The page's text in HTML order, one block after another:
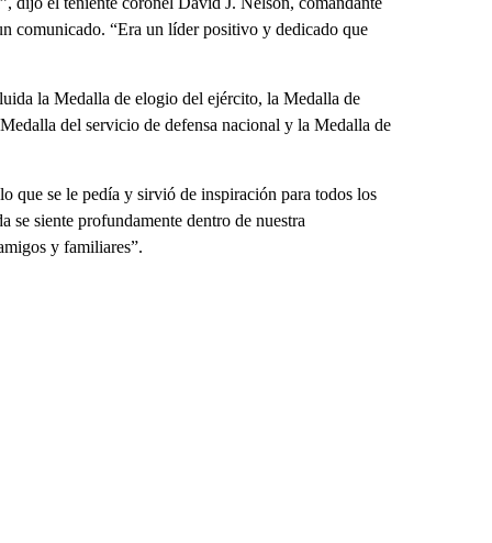
comunicado. “Era un líder positivo y dedicado que
la Medalla de elogio del ejército, la Medalla de
del servicio de defensa nacional y la Medalla de
que se le pedía y sirvió de inspiración para todos los
siente profundamente dentro de nuestra
y familiares”.